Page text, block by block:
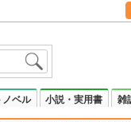
ノベル 小説・実用書 雑